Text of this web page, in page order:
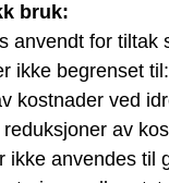
bruk:
anvendt for
ikke begrenset til:
kostnader ved
av
ikke anvendes til